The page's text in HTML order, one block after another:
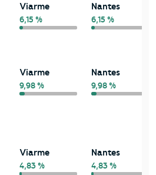
Viarme
6,15 %
Nantes
6,15 %
Viarme
9,98 %
Nantes
9,98 %
Viarme
4,83 %
Nantes
4,83 %